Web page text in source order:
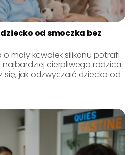
od smoczka bez
mały kawałek silikonu potrafi
cierpliwego rodzica.
się, jak odzwyczaić dziecko od